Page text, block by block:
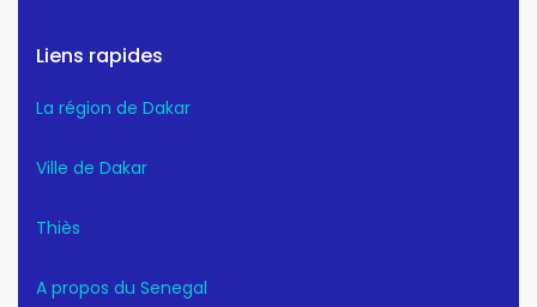
Liens rapides
La région de Dakar
Ville de Dakar
Thiès
A propos du Senegal